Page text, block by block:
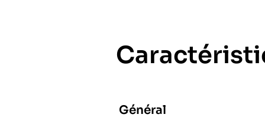
Général